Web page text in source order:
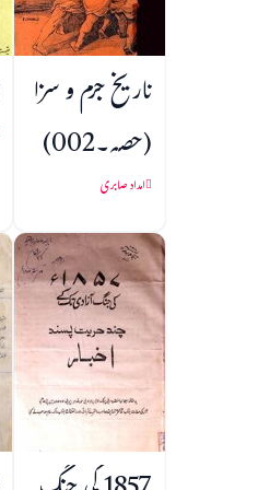
تاریخ جرم و سزا
(حصہ۔002)
امداد صابری